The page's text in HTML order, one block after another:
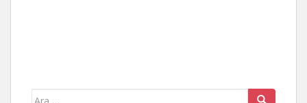
Arama